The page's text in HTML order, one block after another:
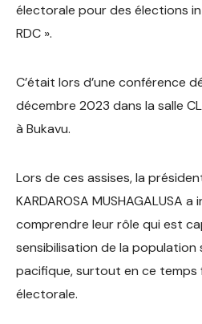
électorale pour des élections
RDC ».
C’était lors d’une conférence
décembre 2023 dans la salle
à Bukavu.
Lors de ces assises, la
KARDAROSA MUSHAGALUSA
comprendre leur rôle qui est
sensibilisation de la
pacifique, surtout en ce temps
électorale.